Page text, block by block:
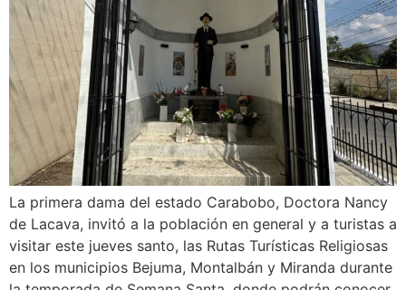
La primera dama del estado Carabobo, Doctora Nancy
de Lacava, invitó a la población en general y a turistas a
visitar este jueves santo, las Rutas Turísticas Religiosas
en los municipios Bejuma, Montalbán y Miranda durante